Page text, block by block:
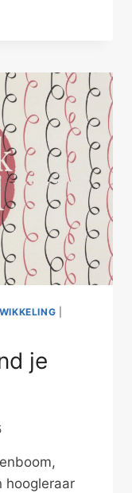
je
hoogleraar